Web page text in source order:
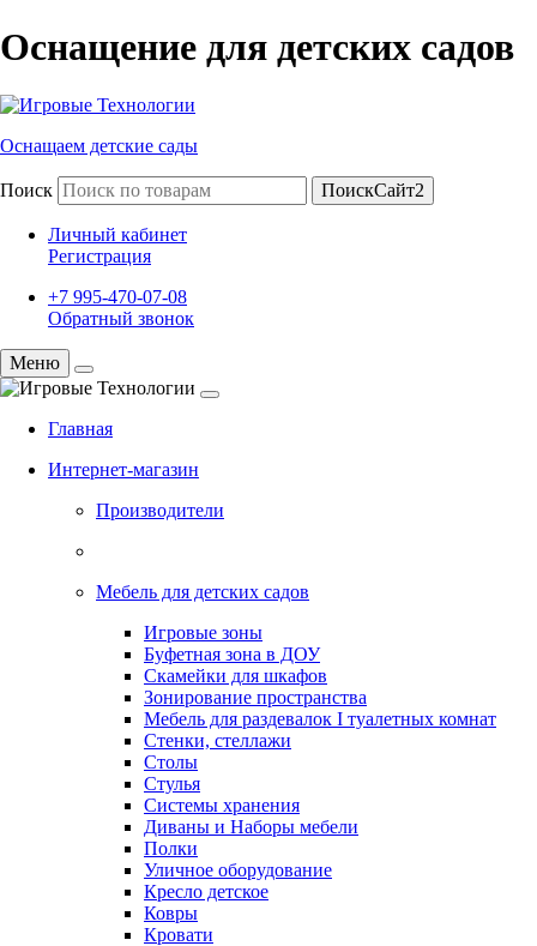
Оснащение для детских садов
Оснащаем детские сады
Поиск ПоискСайт2
Личный кабинет
Регистрация
+7 995-470-07-08
Обратный звонок
Меню
Главная
Интернет-магазин
Производители
Мебель для детских садов
Игровые зоны
Буфетная зона в ДОУ
Скамейки для шкафов
Зонирование пространства
Мебель для раздевалок I туалетных комнат
Стенки, стеллажи
Столы
Стулья
Системы хранения
Диваны и Наборы мебели
Полки
Уличное оборудование
Кресло детское
Ковры
Кровати